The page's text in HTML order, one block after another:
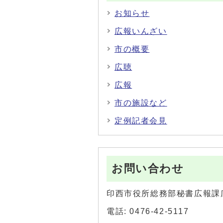
お知らせ
広報いんざい
市の概要
広聴
広報
市の施設など
定例記者会見
お問い合わせ
印西市役所総務部秘書広報課
電話: 0476-42-5117